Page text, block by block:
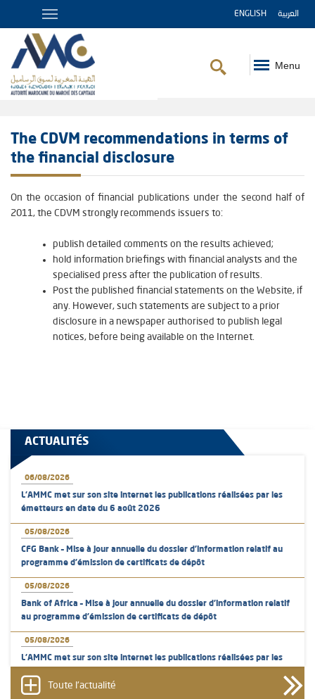
ENGLISH العربية
Menu
The CDVM recommendations in terms of
the financial disclosure
On the occasion of financial publications under the second half of
2011, the CDVM strongly recommends issuers to:
publish detailed comments on the results achieved;
hold information briefings with financial analysts and the
specialised press after the publication of results.
Post the published financial statements on the Website, if
any. However, such statements are subject to a prior
disclosure in a newspaper authorised to publish legal
notices, before being available on the Internet.
ACTUALITÉS
06/08/2026
L’AMMC met sur son site internet les publications réalisées par les
émetteurs en date du 6 août 2026
05/08/2026
CFG Bank – Mise à jour annuelle du dossier d’information relatif au
programme d'émission de certificats de dépôt
05/08/2026
Bank of Africa – Mise à jour annuelle du dossier d’information relatif
au programme d'émission de certificats de dépôt
05/08/2026
L’AMMC met sur son site internet les publications réalisées par les
04/08/2026
Toute l'actualité